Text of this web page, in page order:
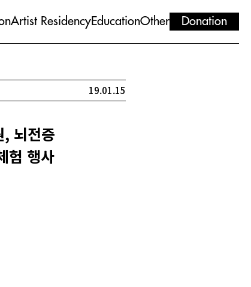
Artist ResidencyEducationOther Donation
19.01.15
, 뇌전증
험 행사